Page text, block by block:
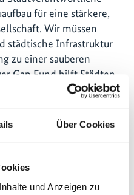
Über Cookies
und Anzeigen zu
für eine stärkere,
Wir müssen
städtische Infrastruktur
zu einer sauberen
Gap Fund hilft Städten
vier Städten des
Verringerung der
umzusetzen und
Gap Fund